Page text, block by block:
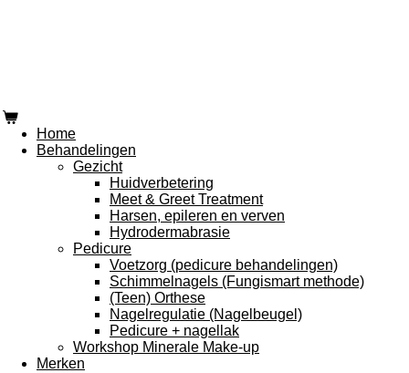
Home
Behandelingen
Gezicht
Huidverbetering
Meet & Greet Treatment
Harsen, epileren en verven
Hydrodermabrasie
Pedicure
Voetzorg (pedicure behandelingen)
Schimmelnagels (Fungismart methode)
(Teen) Orthese
Nagelregulatie (Nagelbeugel)
Pedicure + nagellak
Workshop Minerale Make-up
Merken